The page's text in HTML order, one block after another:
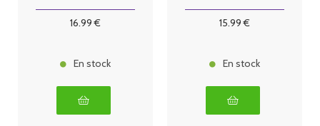
16.99 €
En stock
15.99 €
En stock